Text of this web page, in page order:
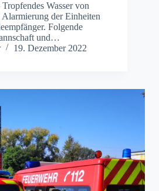
Wasser von
der Einheiten
Folgende
und…
19. Dezember 2022